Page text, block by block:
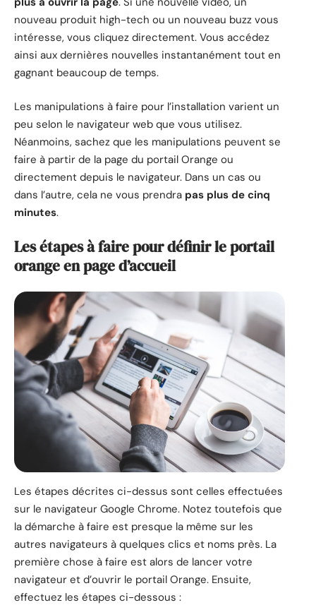
nouveau produit high-tech ou un nouveau buzz vous
intéresse, vous cliquez directement. Vous accédez
ainsi aux dernières nouvelles instantanément tout en
gagnant beaucoup de temps.
Les manipulations à faire pour l’installation varient un
peu selon le navigateur web que vous utilisez.
Néanmoins, sachez que les manipulations peuvent se
faire à partir de la page du portail Orange ou
directement depuis le navigateur. Dans un cas ou
dans l’autre, cela ne vous prendra pas plus de cinq
minutes.
Les étapes à faire pour définir le portail
orange en page d’accueil
Les étapes décrites ci-dessus sont celles effectuées
sur le navigateur Google Chrome. Notez toutefois que
la démarche à faire est presque la même sur les
autres navigateurs à quelques clics et noms près. La
première chose à faire est alors de lancer votre
navigateur et d’ouvrir le portail Orange. Ensuite,
effectuez les étapes ci-dessous :